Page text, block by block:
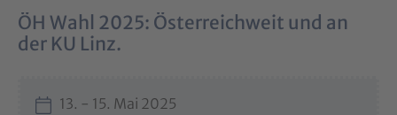
ÖH Wahl 2025: Österreichweit und an
der KU Linz.
13. - 15. Mai 2025